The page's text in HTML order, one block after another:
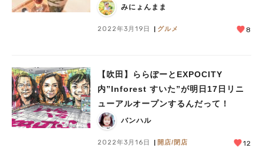
みにょんまま
2022年3月19日 グルメ 8
【吹田】ららぽーとEXPOCITY
内”Inforest すいた”が明日17日リニ
ューアルオープンするんだって！
バンハル
2022年3月16日 開店/閉店 12